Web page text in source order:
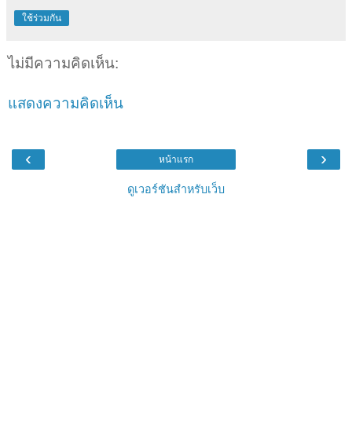
ใช้ร่วมกัน
ไม่มีความคิดเห็น:
แสดงความคิดเห็น
‹ ›
หน้าแรก
ดูเวอร์ชันสำหรับเว็บ